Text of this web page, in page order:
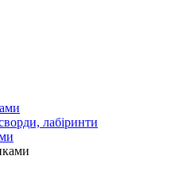
лабіринти